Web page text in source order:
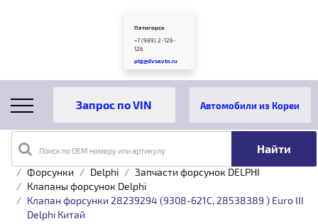
Пятигорск
+7 (989) 2-126-
126
ptg@dvsavto.ru
Поиск по OEM номеру или артикулу
Автомобили из Кореи
Главная Каталог товаров
Топливная аппаратура
Форсунки
Delphi
Запчасти форсунок DELPHI
Клапаны форсунок Delphi
Клапан форсунки 28239294 (9308-621C, 28538389 ) Euro III
Delphi Китай